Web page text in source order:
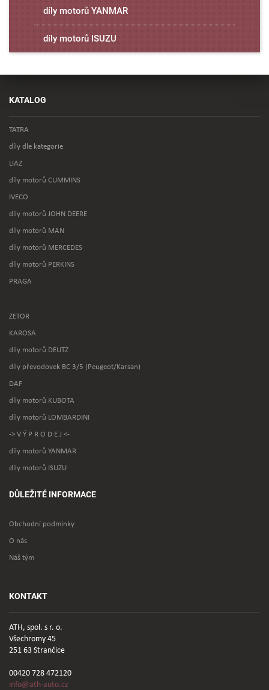
díly motorů YANMAR
díly motorů ISUZU
KATALOG
TATRA
díly dle kategorie
LIAZ
díly motorů CUMMINS
IVECO
díly motorů JOHN DEERE
díly motorů MAN
díly motorů MERCEDES
díly motorů PERKINS
PRAGA
ZETOR
KAROSA
díly motorů DEUTZ
díly převodovek BC 3/5 (Peugeot/Karsan)
DAF
díly motorů KUBOTA
díly motorů LOMBARDINI
-> V Ý P R O D E J <-
díly motorů YANMAR
díly motorů ISUZU
DŮLEŽITÉ INFORMACE
Obchodní podmínky
O nás
Náš tým
KONTAKT
ATH, spol. s r. o.
Všechromy 45
251 63 Strančice
00420 728 472120
info@ath-auto.cz